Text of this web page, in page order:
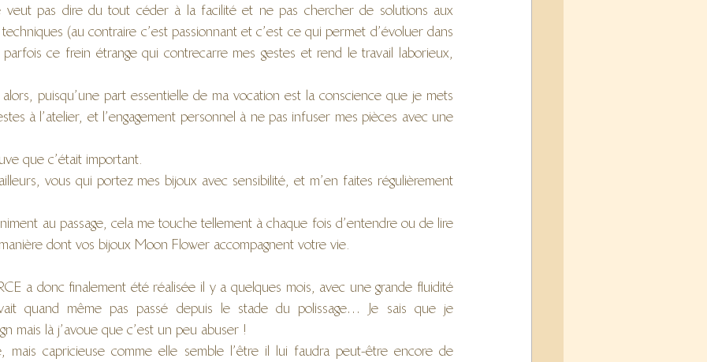
pas dire du tout céder à la facilité et ne pas chercher de solutions aux
(au contraire c’est passionnant et c’est ce qui permet d’évoluer dans
ce frein étrange qui contrecarre mes gestes et rend le travail laborieux,
alors, puisqu’une part essentielle de ma vocation est la conscience que je mets
à l’atelier, et l’engagement personnel à ne pas infuser mes pièces avec une
que c’était important.
vous qui portez mes bijoux avec sensibilité, et m’en faites régulièrement
au passage, cela me touche tellement à chaque fois d’entendre ou de lire
dont vos bijoux Moon Flower accompagnent votre vie.
a donc finalement été réalisée il y a quelques mois, avec une grande fluidité
quand même pas passé depuis le stade du polissage… Je sais que je
mais là j’avoue que c’est un peu abuser !
mais capricieuse comme elle semble l’être il lui faudra peut-être encore de